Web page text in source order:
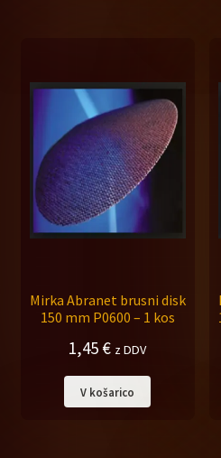
Mirka Abranet brusni disk
150 mm P0600 – 1 kos
1,45 € z DDV
V košarico